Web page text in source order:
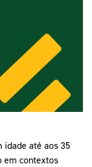
idade até aos 35
em contextos